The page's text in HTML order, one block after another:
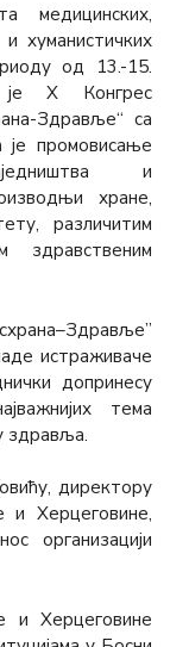
медицинских,
хуманистичких
од 13.-15.
X Конгрес
Здравље“ са
промовисање
и
хране,
различитим
истраживаче
допринесу
тема
здравља.
директору
и Херцеговине,
организацији
и Херцеговине